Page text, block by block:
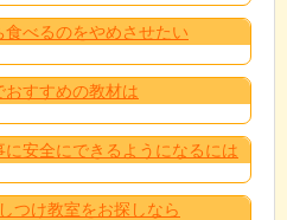
べるのをやめさせたい
おすすめの教材は
安全にできるようになるには
つけ教室をお探しなら